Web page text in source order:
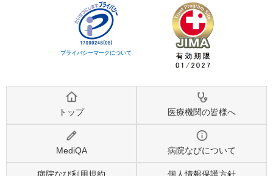
プライバシーマークについて
トップ 医療機関の皆様へ
MediQA 病院なびについて